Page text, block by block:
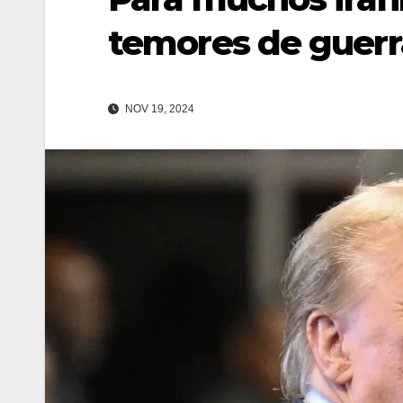
temores de
NOV 19, 2024